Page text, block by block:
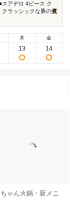
アデロ 4ピース ク
ラッシックな豚の煮
木
13
金
14
ゃん火鍋・新メニ